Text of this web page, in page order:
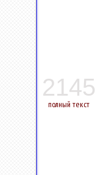
2145
полный текст